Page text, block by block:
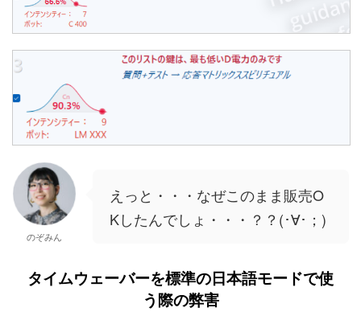
のぞみん
えっと・・・なぜこのまま販売O
Kしたんでしょ・・・？？(･∀･；)
タイムウェーバーを標準の日本語モードで使
う際の弊害